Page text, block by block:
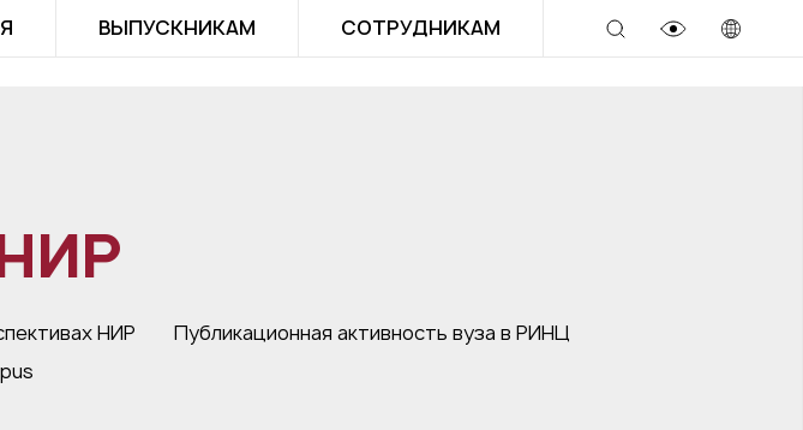
ВЫПУСКНИКАМ СОТРУДНИКАМ
НИР
Публикационная активность вуза в РИНЦ